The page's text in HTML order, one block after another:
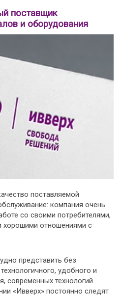
поставщик
и оборудования
поставляемой
компания очень
со своими потребителями,
отношениями с
представить без
удобного и
современных технологий.
«Ивверх» постоянно следят